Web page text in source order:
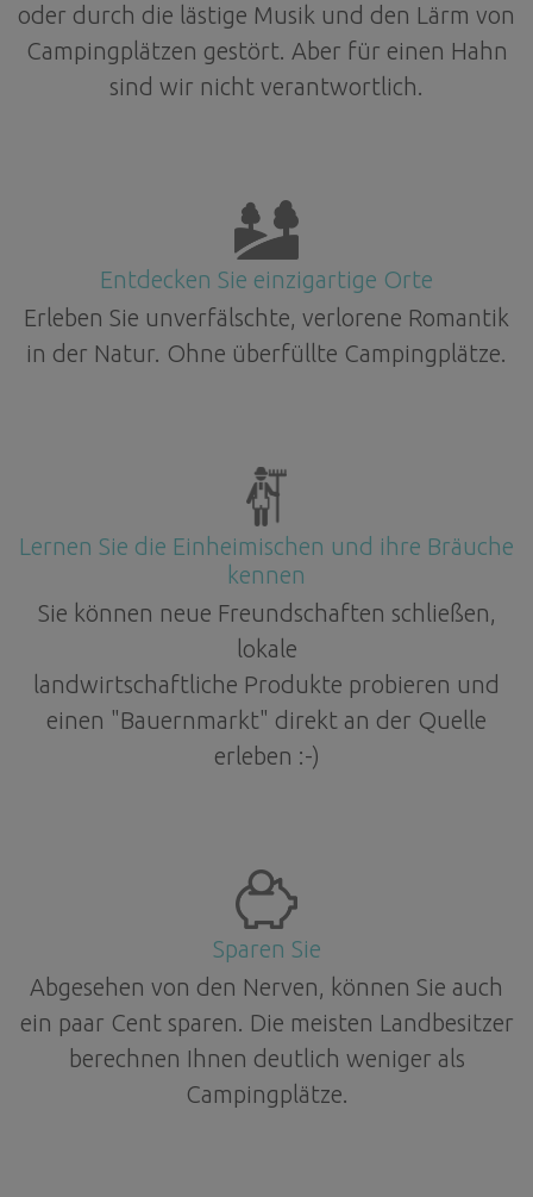
oder durch die lästige Musik und den Lärm von
Campingplätzen gestört. Aber für einen Hahn
sind wir nicht verantwortlich.
Entdecken Sie einzigartige Orte
Erleben Sie unverfälschte, verlorene Romantik
in der Natur. Ohne überfüllte Campingplätze.
Lernen Sie die Einheimischen und ihre Bräuche
kennen
Sie können neue Freundschaften schließen,
lokale
landwirtschaftliche Produkte probieren und
einen "Bauernmarkt" direkt an der Quelle
erleben :-)
Sparen Sie
Abgesehen von den Nerven, können Sie auch
ein paar Cent sparen. Die meisten Landbesitzer
berechnen Ihnen deutlich weniger als
Campingplätze.